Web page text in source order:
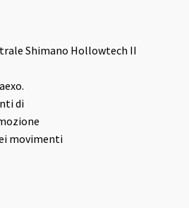
Shimano Hollowtech II
di
movimenti